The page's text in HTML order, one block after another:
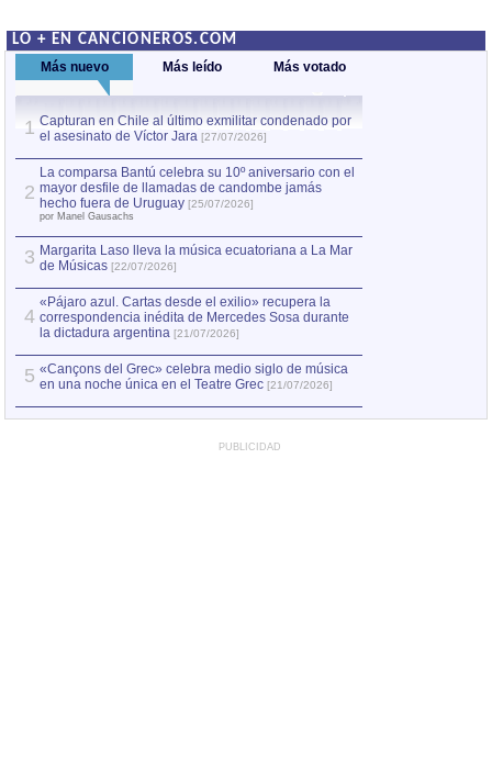
LO + EN CANCIONEROS.COM
Más nuevo Más leído Más votado
1 Capturan en Chile al último exmilitar condenado por
el asesinato de Víctor Jara [27/07/2026]
2
La comparsa Bantú celebra su 10º aniversario con el
mayor desfile de llamadas de candombe jamás
hecho fuera de Uruguay [25/07/2026]
por Manel Gausachs
3 Margarita Laso lleva la música ecuatoriana a La Mar
de Músicas [22/07/2026]
4
«Pájaro azul. Cartas desde el exilio» recupera la
correspondencia inédita de Mercedes Sosa durante
la dictadura argentina [21/07/2026]
5 «Cançons del Grec» celebra medio siglo de música
en una noche única en el Teatre Grec [21/07/2026]
PUBLICIDAD